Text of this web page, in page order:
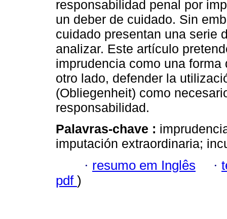
responsabilidad penal por
un deber de cuidado. Sin
cuidado presentan una serie
analizar. Este artículo
imprudencia como una
otro lado, defender la
(Obliegenheit) como
responsabilidad.
Palavras-chave :
imputación extraordinaria;
· resumo em Inglês ·
pdf )